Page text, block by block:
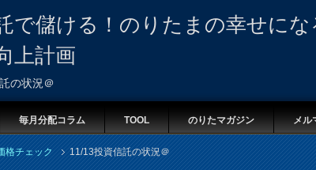
で儲ける！のりたまの幸せにな
上計画
の状況＠
毎月分配コラム TOOL のりたマガジン メル
格チェック 11/13投資信託の状況＠